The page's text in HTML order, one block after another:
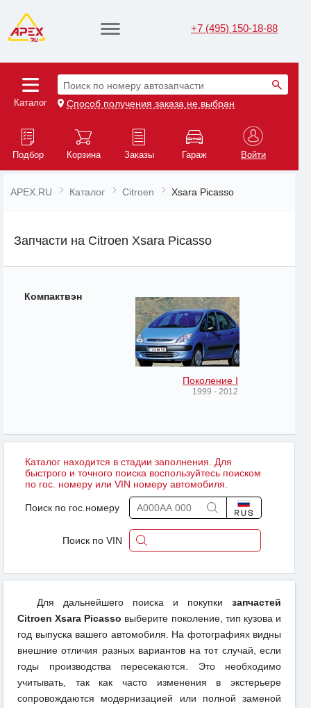
+7 (495) 150-18-88
Каталог
Поиск по номеру автозапчасти
Способ получения заказа не выбран
Подбор Корзина Заказы Гараж Войти
APEX.RU Каталог Citroen Xsara Picasso
Запчасти на Citroen Xsara Picasso
Компактвэн
Поколение I
1999 - 2012
Каталог находится в стадии заполнения. Для
быстрого и точного поиска воспользуйтесь поиском
по гос. номеру или VIN номеру автомобиля.
Поиск по гос.номеру
Поиск по VIN
Для дальнейшего поиска и покупки запчастей
Citroen Xsara Picasso выберите поколение, тип кузова и
год выпуска вашего автомобиля. На фотографиях видны
внешние отличия разных вариантов на тот случай, если
годы производства пересекаются. Это необходимо
учитывать, так как часто изменения в экстерьере
сопровождаются модернизацией или полной заменой